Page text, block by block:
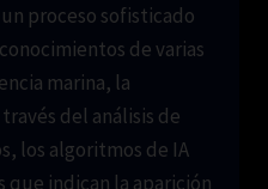
un proceso sofisticado
de varias
marina, la
del análisis de
los algoritmos de IA
indican la aparición